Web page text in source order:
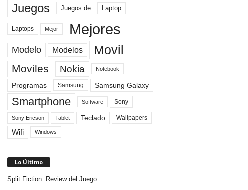
Juegos Juegos de Laptop
Laptops Mejor Mejores
Modelo Modelos Movil
Moviles Nokia Notebook
Programas Samsung Samsung Galaxy
Smartphone Software Sony
Sony Ericson Tablet Teclado Wallpapers
Wifi Windows
Lo Último
Split Fiction: Review del Juego